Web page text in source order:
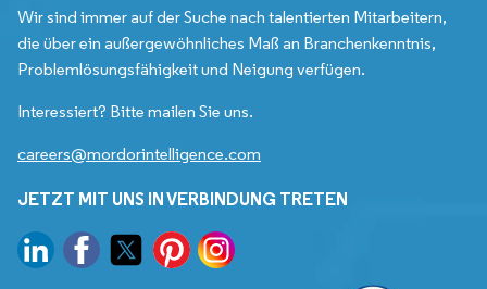
Wir sind immer auf der Suche nach talentierten Mitarbeitern,
die über ein außergewöhnliches Maß an Branchenkenntnis,
Problemlösungsfähigkeit und Neigung verfügen.
Interessiert? Bitte mailen Sie uns.
careers@mordorintelligence.com
JETZT MIT UNS IN VERBINDUNG TRETEN